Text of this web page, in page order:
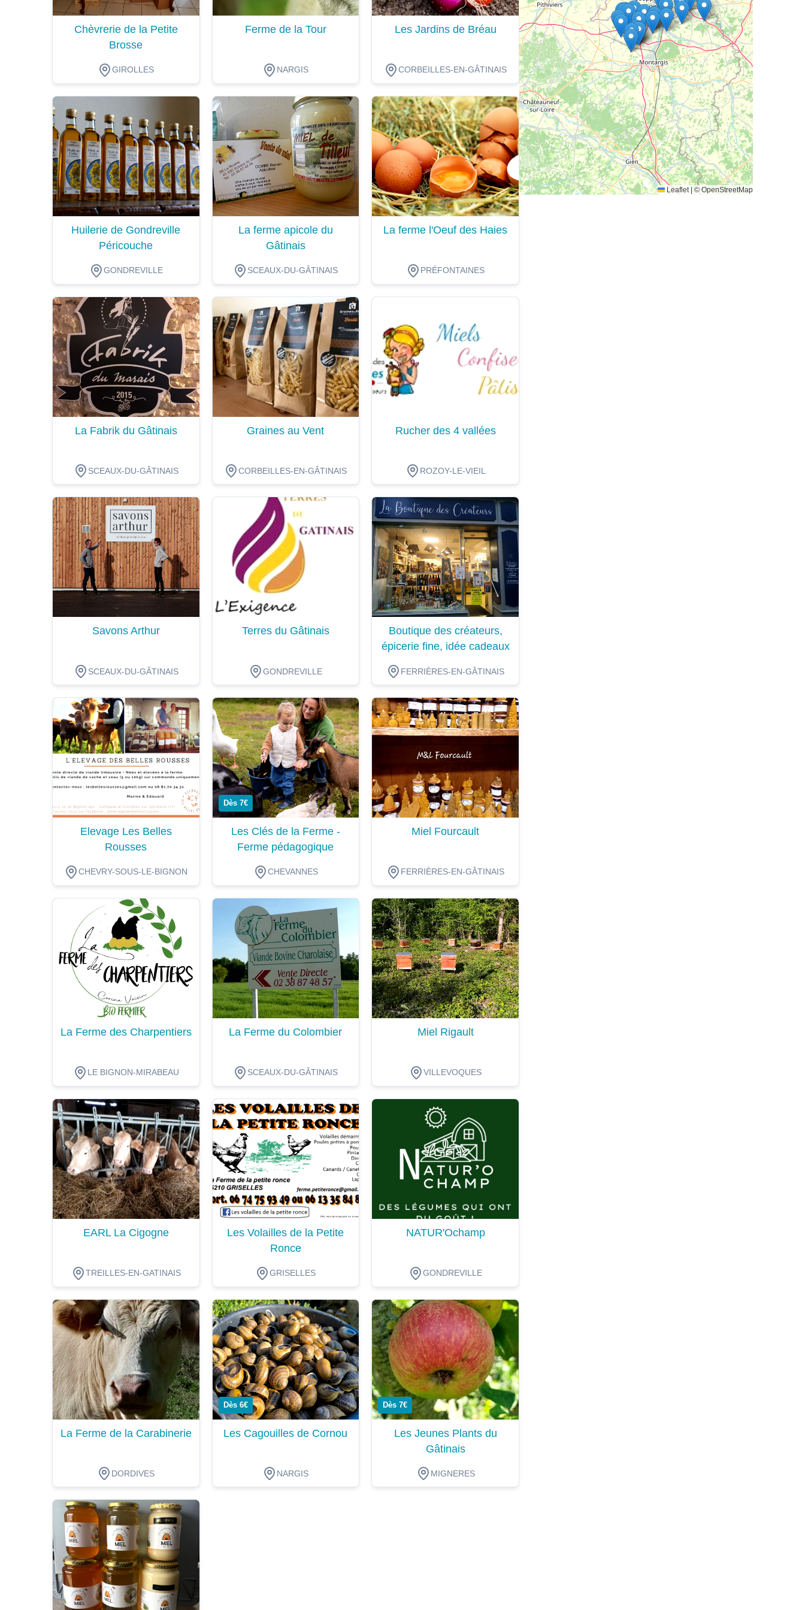
Chèvrerie de la Petite
Brosse
GIROLLES
Dégustation
Ferme de la Tour
NARGIS
Dégustation
Les Jardins de Bréau
CORBEILLES-EN-GÂTINAIS
Dégustation
Huilerie de Gondreville
Péricouche
GONDREVILLE
Dégustation
La ferme apicole du
Gâtinais
SCEAUX-DU-GÂTINAIS
Dégustation
La ferme l'Oeuf des Haies
PRÉFONTAINES
La Fabrik du Gâtinais
SCEAUX-DU-GÂTINAIS
Dégustation
Graines au Vent
CORBEILLES-EN-GÂTINAIS
Dégustation
Rucher des 4 vallées
ROZOY-LE-VIEIL
Dégustation
Savons Arthur
SCEAUX-DU-GÂTINAIS
Dégustation
Terres du Gâtinais
GONDREVILLE
Dégustation
Boutique des créateurs,
épicerie fine, idée cadeaux
FERRIÈRES-EN-GÂTINAIS
Dégustation
Elevage Les Belles
Rousses
CHEVRY-SOUS-LE-BIGNON
Dégustation
Dès 7€
Les Clés de la Ferme -
Ferme pédagogique
CHEVANNES
Dégustation
Miel Fourcault
FERRIÈRES-EN-GÂTINAIS
Dégustation
La Ferme des Charpentiers
LE BIGNON-MIRABEAU
Dégustation
La Ferme du Colombier
SCEAUX-DU-GÂTINAIS
Dégustation
Miel Rigault
VILLEVOQUES
Dégustation
EARL La Cigogne
TREILLES-EN-GATINAIS
Dégustation
Les Volailles de la Petite
Ronce
GRISELLES
Dégustation
NATUR'Ochamp
GONDREVILLE
Dégustation
La Ferme de la Carabinerie
DORDIVES
Dégustation
Dès 6€
Les Cagouilles de Cornou
NARGIS
Dès 7€
Les Jeunes Plants du
Gâtinais
MIGNERES
Leaflet © OpenStreetMap